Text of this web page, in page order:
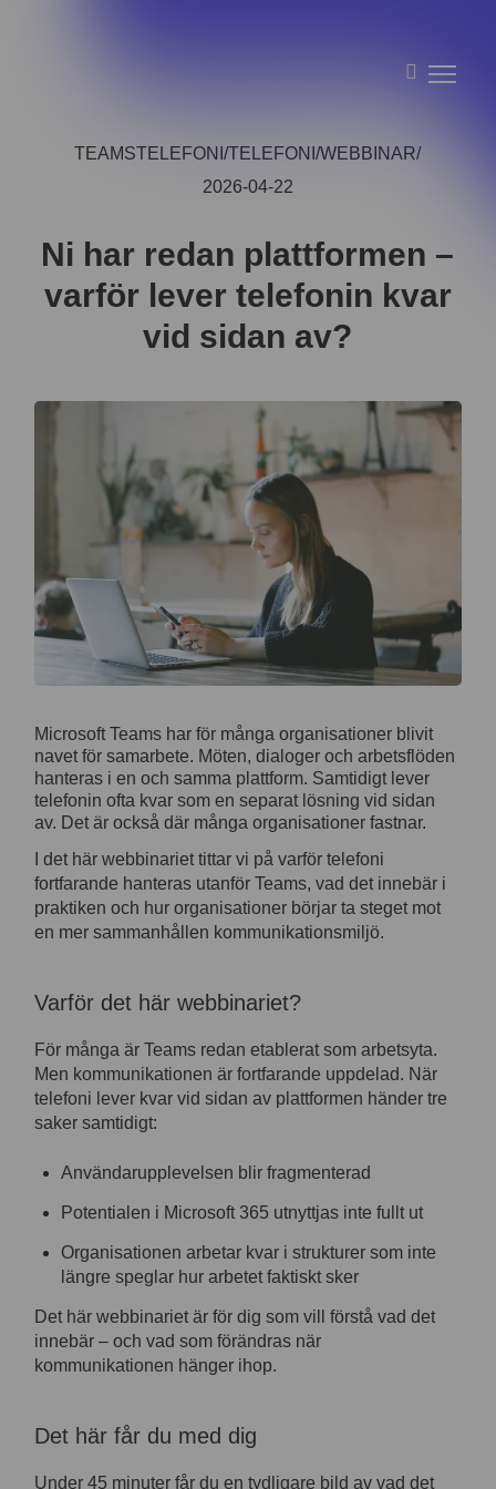
2026-04-22
WEBBINAR
TEAMSTELEFONI TELEFONI
Ni har redan plattformen –
varför lever telefonin kvar
vid sidan av?
Microsoft Teams har för många organisationer blivit
navet för samarbete. Möten, dialoger och arbetsflöden
hanteras i en och samma plattform. Samtidigt lever
telefonin ofta kvar som en separat lösning vid sidan
av. Det är också där många organisationer fastnar.
I det här webbinariet tittar vi på varför telefoni
fortfarande hanteras utanför Teams, vad det innebär i
praktiken och hur organisationer börjar ta steget mot
en mer sammanhållen kommunikationsmiljö.
Varför det här webbinariet?
För många är Teams redan etablerat som arbetsyta.
Men kommunikationen är fortfarande uppdelad. När
telefoni lever kvar vid sidan av plattformen händer tre
saker samtidigt:
Användarupplevelsen blir fragmenterad
Potentialen i Microsoft 365 utnyttjas inte fullt ut
Organisationen arbetar kvar i strukturer som inte
längre speglar hur arbetet faktiskt sker
Det här webbinariet är för dig som vill förstå vad det
innebär – och vad som förändras när
kommunikationen hänger ihop.
Det här får du med dig
Under 45 minuter får du en tydligare bild av vad det